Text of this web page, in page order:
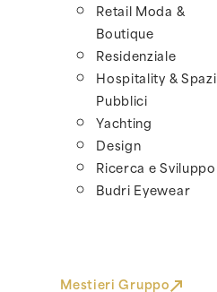
Retail Moda &
Boutique
Residenziale
Hospitality & Spazi
Pubblici
Yachting
Design
Ricerca e Sviluppo
Budri Eyewear
Mestieri Gruppo